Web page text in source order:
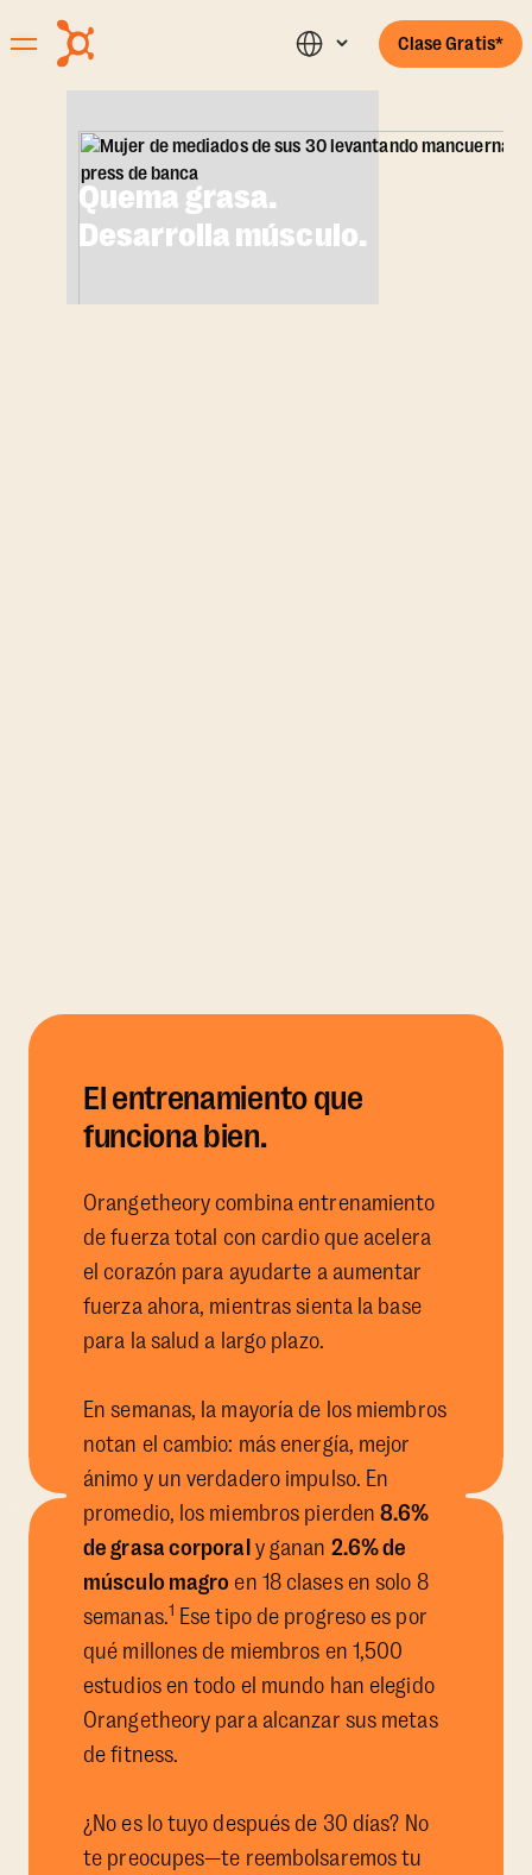
Clase Gratis*
Quema grasa.
Desarrolla músculo.
El entrenamiento que
funciona bien.
Orangetheory combina entrenamiento
de fuerza total con cardio que acelera
el corazón para ayudarte a aumentar
fuerza ahora, mientras sienta la base
para la salud a largo plazo.
En semanas, la mayoría de los miembros
notan el cambio: más energía, mejor
ánimo y un verdadero impulso. En
promedio, los miembros pierden8.6%
de grasa corporal y ganan 2.6% de
músculo magro en 18 clases en solo 8
semanas.1 Ese tipo de progreso es por
qué millones de miembros en 1,500
estudios en todo el mundo han elegido
Orangetheory para alcanzar sus metas
de fitness.
¿No es lo tuyo después de 30 días? No
te preocupes—te reembolsaremos tu